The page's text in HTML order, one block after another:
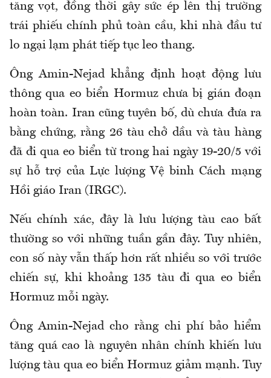
tăng vọt, đồng thời gây sức ép lên thị trường
trái phiếu chính phủ toàn cầu, khi nhà đầu tư
lo ngại lạm phát tiếp tục leo thang.
Ông Amin-Nejad khẳng định hoạt động lưu
thông qua eo biển Hormuz chưa bị gián đoạn
hoàn toàn. Iran cũng tuyên bố, dù chưa đưa ra
bằng chứng, rằng 26 tàu chở dầu và tàu hàng
đã đi qua eo biển từ trong hai ngày 19-20/5 với
sự hỗ trợ của Lực lượng Vệ binh Cách mạng
Hồi giáo Iran (IRGC).
Nếu chính xác, đây là lưu lượng tàu cao bất
thường so với những tuần gần đây. Tuy nhiên,
con số này vẫn thấp hơn rất nhiều so với trước
chiến sự, khi khoảng 135 tàu đi qua eo biển
Hormuz mỗi ngày.
Ông Amin-Nejad cho rằng chi phí bảo hiểm
tăng quá cao là nguyên nhân chính khiến lưu
lượng tàu qua eo biển Hormuz giảm mạnh. Tuy